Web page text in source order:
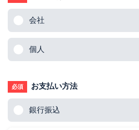
会社
個人
必須 お支払い方法
銀行振込